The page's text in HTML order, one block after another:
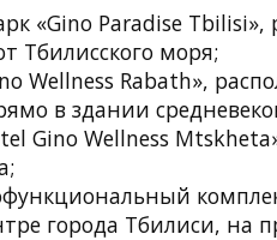
«Gino Paradise Tbilisi»,
Тбилисского моря;
Wellness Rabath»,
в здании
Gino Wellness
города Тбилиси, на